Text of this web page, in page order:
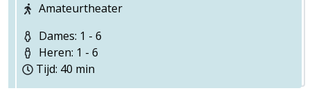
Amateurtheater
Dames: 1 - 6
Heren: 1 - 6
Tijd: 40 min